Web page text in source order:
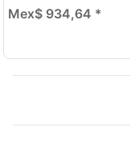
Mex$ 934,64 *